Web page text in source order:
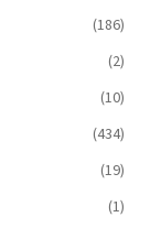
(186)
(2)
(10)
(434)
(19)
(1)